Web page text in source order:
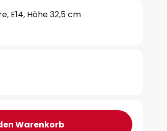
E14, Höhe 32,5 cm
Warenkorb